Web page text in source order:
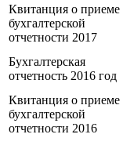
Квитанция о приеме
бухгалтерской
отчетности 2017
Бухгалтерская
отчетность 2016 год
Квитанция о приеме
бухгалтерской
отчетности 2016